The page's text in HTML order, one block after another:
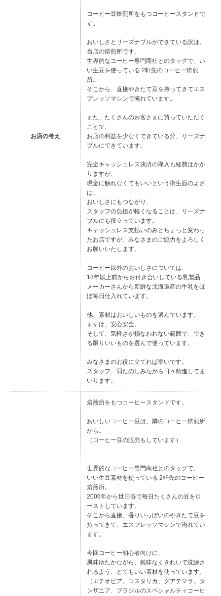
お店の考え
コーヒー豆焙煎所をもつコーヒースタンドで
す。
おいしさとリーズナブルができている訳は、
当店の焙煎所です。
世界的なコーヒー専門商社とのタッグで、い
い生豆を使っている 2軒先のコーヒー焙煎
所。
そこから、直接やきたて豆を持ってきてエス
プレッソマシンで淹れています。
また、たくさんのお客さまに買っていただく
ことで、
お店の利益を少なくできている分、リーズナ
ブルにできています。
完全キャッシュレス決済の導入も経費はかか
りますが、
現金に触れなくてもいいという衛生面のよさ
は、
おいしさにもつながり、
スタッフの負担が軽くなることは、リーズナ
ブルにも役立っています。
キャッシュレス支払いのみとちょっと変わっ
たお店ですが、みなさまのご協力をよろしく
お願いいたします。
コーヒー以外のおいしさについては、
18年以上前からお付き合いしている乳製品
メーカーさんから新鮮な北海道産の牛乳をほ
ぼ毎日仕入れています。
他、素材はおいしいものを選んでいます。
まずは、安心安全。
そして、気軽さが損なわれない範囲で、でき
る限りいいものを選んで使っています。
みなさまのお役に立てれば幸いです。
スタッフ一同たのしみながら日々精進してま
いります。
焙煎所をもつコーヒースタンドです。
おいしいコーヒー豆は、隣のコーヒー焙煎所
から。
（コーヒー豆の販売もしています）
世界的なコーヒー専門商社とのタッグで、
いい生豆素材を使っている 2軒先のコーヒー
焙煎所。
2006年から世田谷で毎日たくさんの豆をロ
ーストしています。
そこから直接、香りいっぱいのやきたて豆を
持ってきて、エスプレッソマシンで淹れてい
ます。
今回コーヒー初心者向けに、
風味ゆたかながら、雑味なくきれいで洗練さ
れるよう、とてもいい素材を使っています。
（エチオピア、コスタリカ、グアテマラ、タ
ンザニア、ブラジルのスペシャルティコーヒ